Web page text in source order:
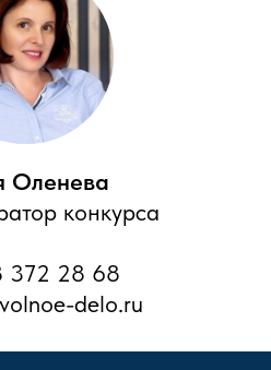
Оленева
конкурса
372 28 68
delo.ru